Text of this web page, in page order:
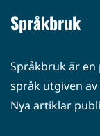
Språkbruk
Språkbruk är
språk utgiven
Nya artiklar